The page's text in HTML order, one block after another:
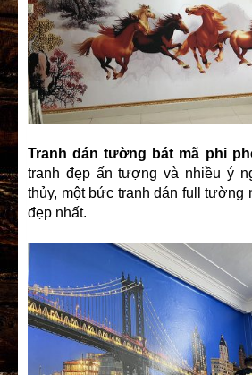
Tranh dán tường bát mã phi
tranh đẹp ấn tượng và nhiều ý
thủy, một bức tranh dán full tường
đẹp nhất.